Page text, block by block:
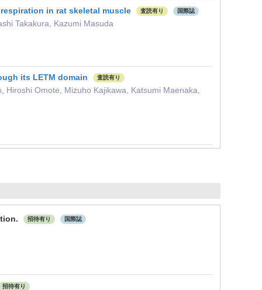
in rat skeletal muscle 査読有り 国際誌
Takakura, Kazumi Masuda
its LETM domain 査読有り
Hiroshi Omote, Mizuho Kajikawa, Katsumi Maenaka,
招待有り 国際誌
招待有り